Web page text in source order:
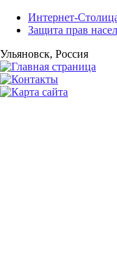
Интернет-
Защита прав
Ульяновск, Россия